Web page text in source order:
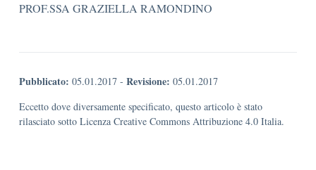
PROF.SSA GRAZIELLA RAMONDINO
Pubblicato: 05.01.2017 - Revisione: 05.01.2017
Eccetto dove diversamente specificato, questo articolo è stato
rilasciato sotto Licenza Creative Commons Attribuzione 4.0 Italia.